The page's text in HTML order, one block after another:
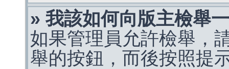
» 我該如何向版主檢舉
如果管理員允許檢舉，
舉的按鈕，而後按照提